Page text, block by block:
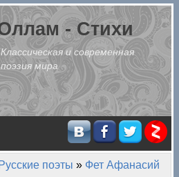
- Стихи
Классическая и современная
поэзия мира
Русские поэты » Фет Афанасий